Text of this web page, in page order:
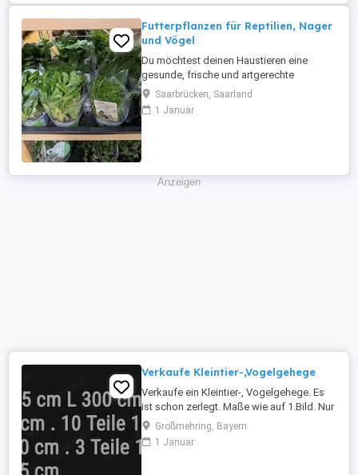
Futterpflanzen für Reptilien, Nager
und Vögel
Du möchtest deinen Haustieren eine
gesunde, frische und artgerechte
Abwechslung bieten? Ich verkaufe
verschiedene, hochwertige Futterpflanzen
der bekannten Marke Golli-Thek
freien Aufnahme. ...
Saarbrücken, Saarland
1 Januar
Anzeigen
Verkaufe Kleintier-,Vogelgehege
Verkaufe ein Kleintier-, Vogelgehege. Es
ist schon zerlegt. Maße wie auf 1.Bild. Nur
an Selbstabholer. Bitte nur auf WhatsApp
oder Email kontaktieren.
Großmehring, Bayern
1 Januar